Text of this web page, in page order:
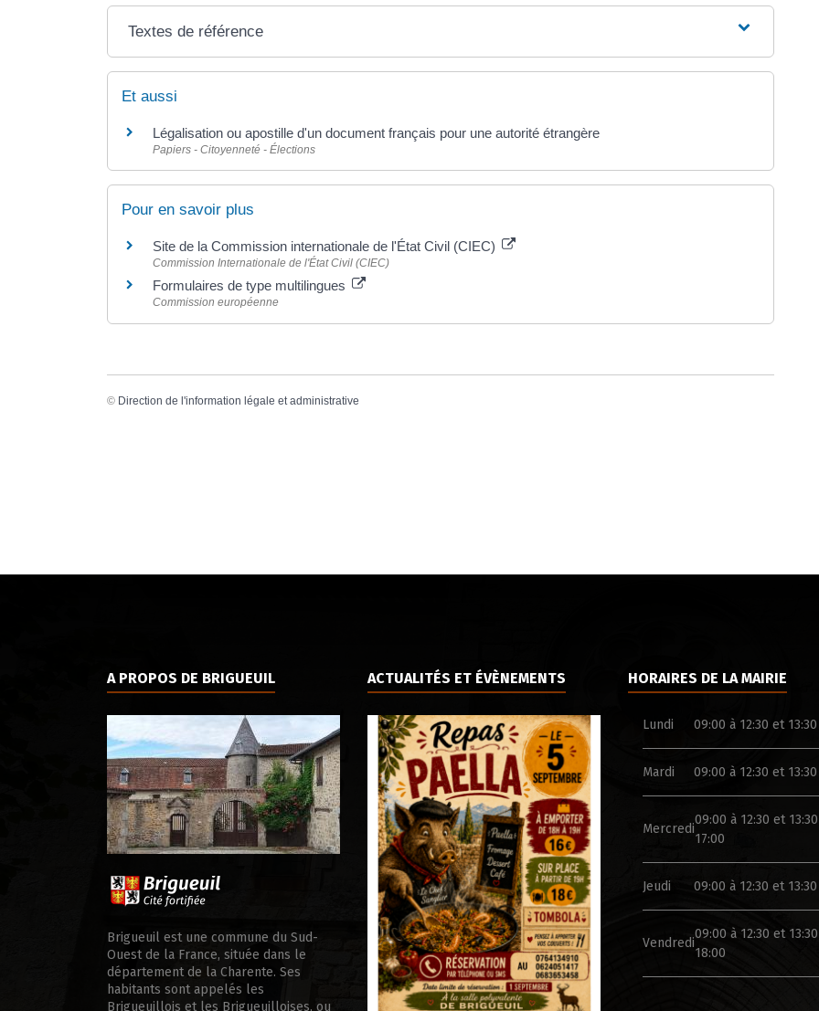
Textes de référence
Et aussi
Légalisation ou apostille d'un document français pour une autorité étrangère
Papiers - Citoyenneté - Élections
Pour en savoir plus
Site de la Commission internationale de l'État Civil (CIEC)
Commission Internationale de l'État Civil (CIEC)
Formulaires de type multilingues
Commission européenne
© Direction de l'information légale et administrative
A PROPOS DE BRIGUEUIL
Brigueuil est une commune du Sud-
Ouest de la France, située dans le
département de la Charente. Ses
habitants sont appelés les
Brigueuillois et les Brigueuilloises, ou
ACTUALITÉS ET ÉVÈNEMENTS HORAIRES DE LA MAIRIE
Lundi 09:00 à 12:30 et
Mardi 09:00 à 12:30 et
Mercredi
09:00 à 12:30 et
17:00
Jeudi 09:00 à 12:30 et
Vendredi
09:00 à 12:30 et
18:00